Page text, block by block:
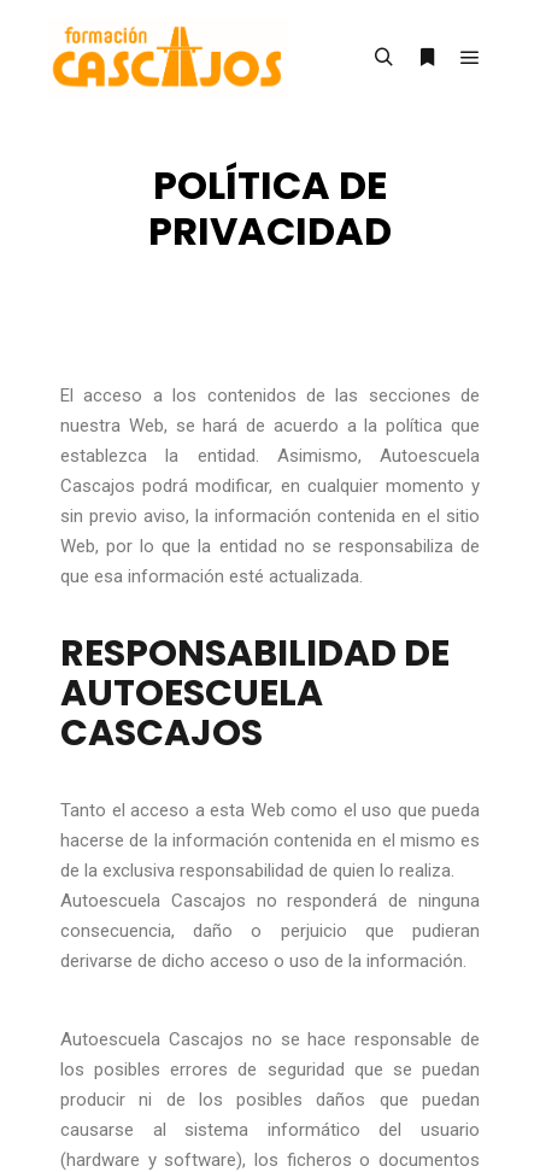
POLÍTICA DE
PRIVACIDAD
El acceso a los contenidos de las secciones de
nuestra Web, se hará de acuerdo a la política que
establezca la entidad. Asimismo, Autoescuela
Cascajos podrá modificar, en cualquier momento y
sin previo aviso, la información contenida en el sitio
Web, por lo que la entidad no se responsabiliza de
que esa información esté actualizada.
RESPONSABILIDAD DE
AUTOESCUELA
CASCAJOS
Tanto el acceso a esta Web como el uso que pueda
hacerse de la información contenida en el mismo es
de la exclusiva responsabilidad de quien lo realiza.
Autoescuela Cascajos no responderá de ninguna
consecuencia, daño o perjuicio que pudieran
derivarse de dicho acceso o uso de la información.
Autoescuela Cascajos no se hace responsable de
los posibles errores de seguridad que se puedan
producir ni de los posibles daños que puedan
causarse al sistema informático del usuario
(hardware y software), los ficheros o documentos